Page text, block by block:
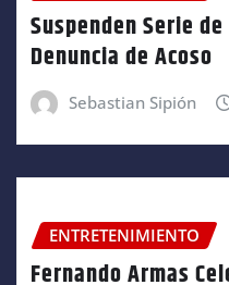
Suspenden Serie
Denuncia de Acoso
Sebastian Sipión
ENTRETENIMIENTO
Fernando Armas